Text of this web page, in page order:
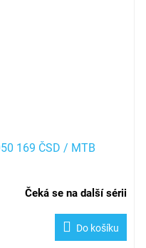
169 ČSD / MTB
Čeká se na další sérii
Do košíku